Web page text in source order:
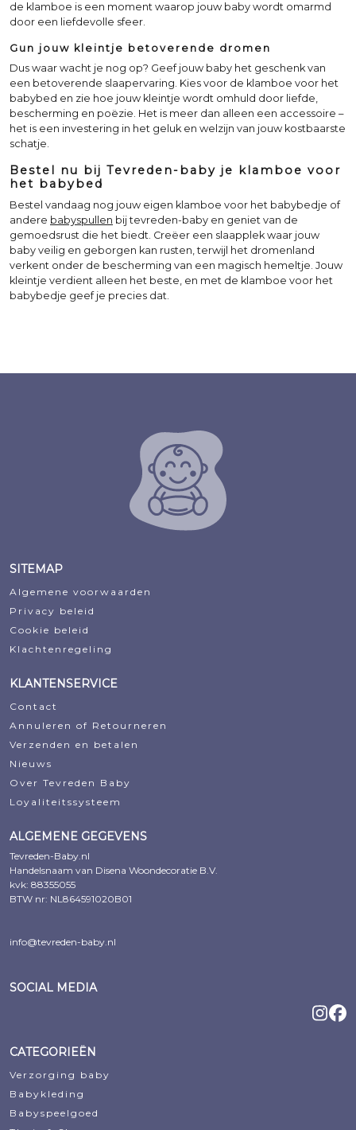
de klamboe is een moment waarop jouw baby wordt omarmd
door een liefdevolle sfeer.
Gun jouw kleintje betoverende dromen
Dus waar wacht je nog op? Geef jouw baby het geschenk van
een betoverende slaapervaring. Kies voor de klamboe voor het
babybed en zie hoe jouw kleintje wordt omhuld door liefde,
bescherming en poëzie. Het is meer dan alleen een accessoire –
het is een investering in het geluk en welzijn van jouw kostbaarste
schatje.
Bestel nu bij Tevreden-baby je klamboe voor
het babybed
Bestel vandaag nog jouw eigen klamboe voor het babybedje of
andere babyspullen bij tevreden-baby en geniet van de
gemoedsrust die het biedt. Creëer een slaapplek waar jouw
baby veilig en geborgen kan rusten, terwijl het dromenland
verkent onder de bescherming van een magisch hemeltje. Jouw
kleintje verdient alleen het beste, en met de klamboe voor het
babybedje geef je precies dat.
SITEMAP
Algemene voorwaarden
Privacy beleid
Cookie beleid
Klachtenregeling
KLANTENSERVICE
Contact
Annuleren of Retourneren
Verzenden en betalen
Nieuws
Over Tevreden Baby
Loyaliteitssysteem
ALGEMENE GEGEVENS
Tevreden-Baby.nl
Handelsnaam van Disena Woondecoratie B.V.
kvk: 88355055
BTW nr: NL864591020B01
info@tevreden-baby.nl
SOCIAL MEDIA
CATEGORIEËN
Verzorging baby
Babykleding
Babyspeelgoed